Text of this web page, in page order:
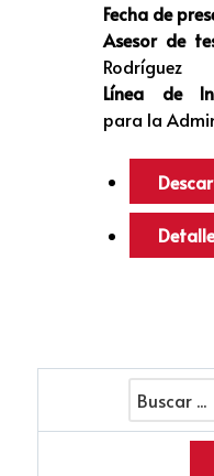
Fecha de
Asesor de
Rodríguez
Línea de
para la